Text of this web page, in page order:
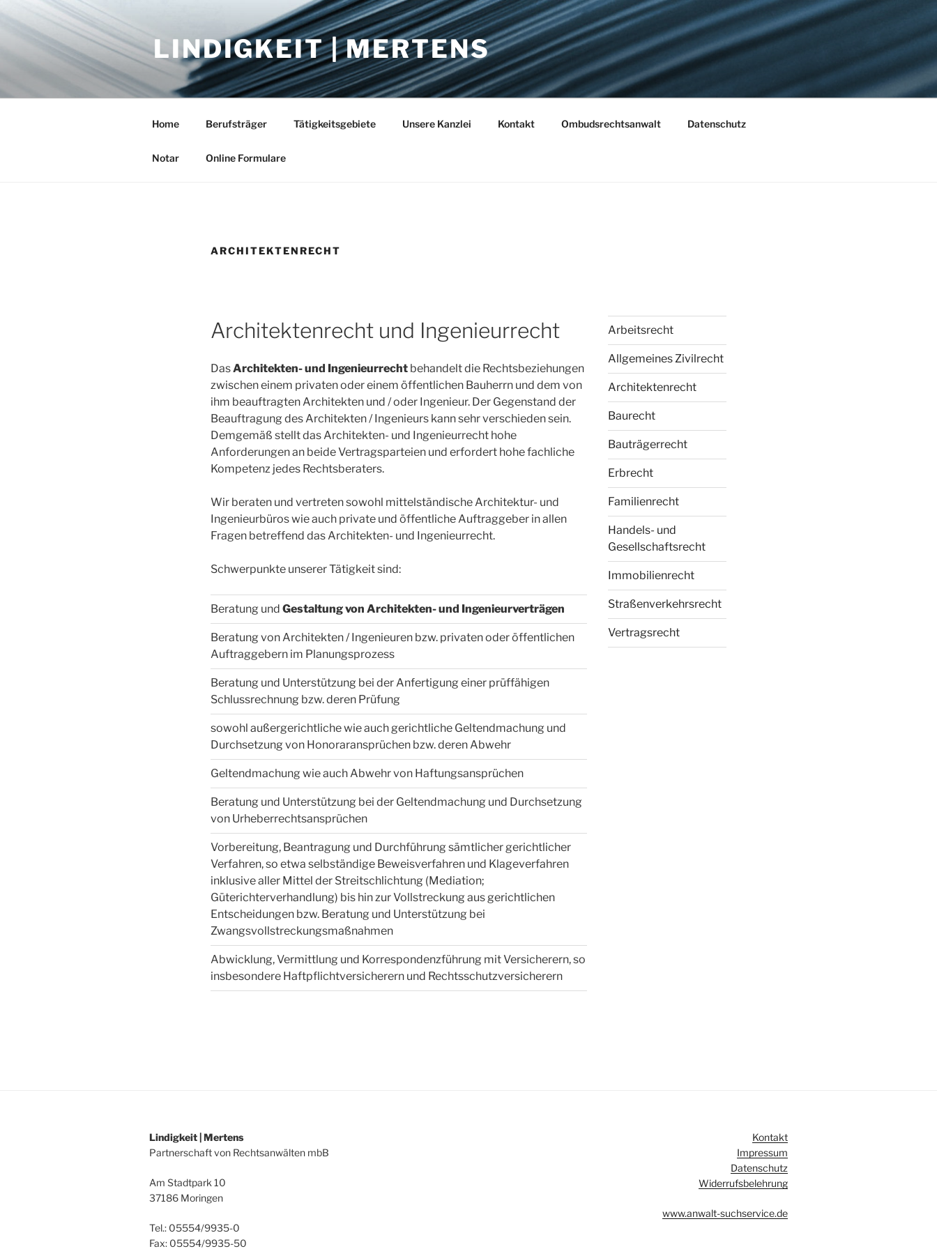
Inhalt
LINDIGKEIT | MERTENS
Home Berufsträger Tätigkeitsgebiete Unsere Kanzlei Kontakt Ombudsrechtsanwalt Datenschutz
Notar Online Formulare
ARCHITEKTENRECHT
Architektenrecht und Ingenieurrecht
DasArchitekten- und Ingenieurrecht behandelt die Rechtsbeziehungen
zwischen einem privaten oder einem öffentlichen Bauherrn und dem von
ihm beauftragten Architekten und / oder Ingenieur. Der Gegenstand der
Beauftragung des Architekten / Ingenieurs kann sehr verschieden sein.
Demgemäß stellt das Architekten- und Ingenieurrecht hohe
Anforderungen an beide Vertragsparteien und erfordert hohe fachliche
Kompetenz jedes Rechtsberaters.
Wir beraten und vertreten sowohl mittelständische Architektur- und
Ingenieurbüros wie auch private und öffentliche Auftraggeber in allen
Fragen betreffend das Architekten- und Ingenieurrecht.
Schwerpunkte unserer Tätigkeit sind:
Beratung und Gestaltung von Architekten- und Ingenieurverträgen
Beratung von Architekten / Ingenieuren bzw. privaten oder öffentlichen
Auftraggebern im Planungsprozess
Beratung und Unterstützung bei der Anfertigung einer prüffähigen
Schlussrechnung bzw. deren Prüfung
sowohl außergerichtliche wie auch gerichtliche Geltendmachung und
Durchsetzung von Honoraransprüchen bzw. deren Abwehr
Geltendmachung wie auch Abwehr von Haftungsansprüchen
Beratung und Unterstützung bei der Geltendmachung und Durchsetzung
von Urheberrechtsansprüchen
Vorbereitung, Beantragung und Durchführung sämtlicher gerichtlicher
Verfahren, so etwa selbständige Beweisverfahren und Klageverfahren
inklusive aller Mittel der Streitschlichtung (Mediation;
Güterichterverhandlung) bis hin zur Vollstreckung aus gerichtlichen
Entscheidungen bzw. Beratung und Unterstützung bei
Zwangsvollstreckungsmaßnahmen
Abwicklung, Vermittlung und Korrespondenzführung mit Versicherern, so
insbesondere Haftpflichtversicherern und Rechtsschutzversicherern
Arbeitsrecht
Allgemeines Zivilrecht
Architektenrecht
Baurecht
Bauträgerrecht
Erbrecht
Familienrecht
Handels- und
Gesellschaftsrecht
Immobilienrecht
Straßenverkehrsrecht
Vertragsrecht
Lindigkeit | Mertens
Partnerschaft von Rechtsanwälten mbB
Am Stadtpark 10
37186 Moringen
Tel.: 05554/9935-0
Fax: 05554/9935-50
Kontakt
Impressum
Datenschutz
Widerrufsbelehrung
www.anwalt-suchservice.de